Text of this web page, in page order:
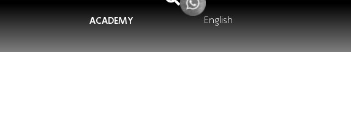
English
ACADEMY